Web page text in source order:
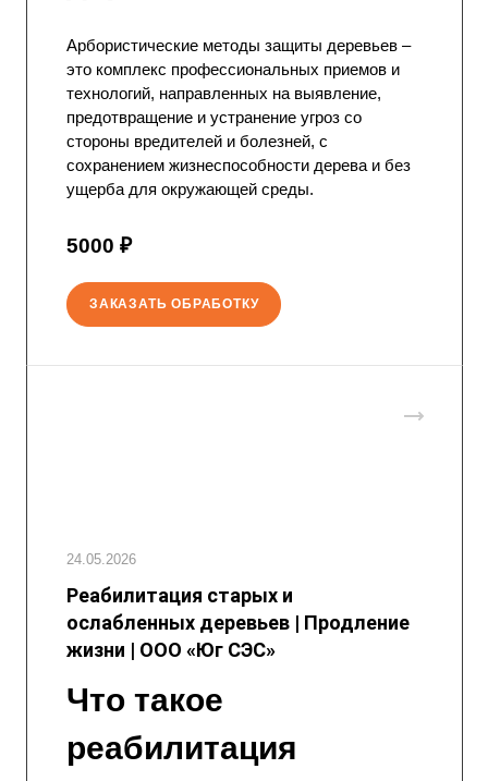
Арбористические методы защиты деревьев –
это комплекс профессиональных приемов и
технологий, направленных на выявление,
предотвращение и устранение угроз со
стороны вредителей и болезней, с
сохранением жизнеспособности дерева и без
ущерба для окружающей среды.
5000 ₽
ЗАКАЗАТЬ ОБРАБОТКУ
24.05.2026
Реабилитация старых и
ослабленных деревьев | Продление
жизни | ООО «Юг СЭС»
Что такое
реабилитация